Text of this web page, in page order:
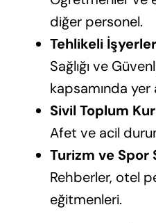
diğer personel.
Tehlikeli
Sağlığı ve
kapsamında yer
Sivil Toplum
Afet ve acil
Turizm ve Spor
Rehberler, otel
eğitmenleri.